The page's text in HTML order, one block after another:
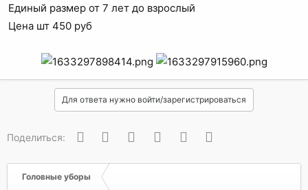
Единый размер от 7 лет до взрослый
Цена шт 450 руб
Для ответа нужно войти/зарегистрироваться
Поделиться: ВконтактеОдноклассники
Facebook
Twitter WhatsApp
Головные уборы